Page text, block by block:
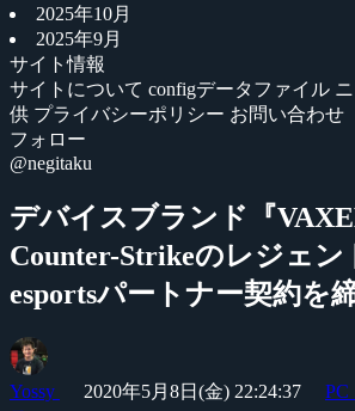
2025年10月
2025年9月
サイト情報
サイトについて configデータファイル
供 プライバシーポリシー お問い合わせ
フォロー
@negitaku
デバイスブランド『
Counter-Strikeのレジェン
esportsパートナー契約を
Yossy 2020年5月8日(金) 22:24:37
PC